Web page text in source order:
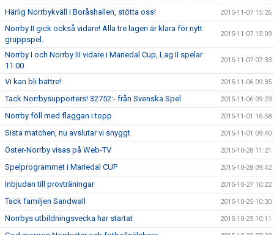
Härlig Norrbykväll i Boråshallen, stötta oss! 2015-11-07 15:26
Norrby II gick också vidare! Alla tre lagen är klara för nytt
gruppspel.
2015-11-07 15:09
Norrby I och Norrby III vidare i Mariedal Cup, Lag II spelar
11.00
2015-11-07 07:33
Vi kan bli bättre! 2015-11-06 09:35
Tack Norrbysupporters! 32752:- från Svenska Spel 2015-11-06 09:23
Norrby föll med flaggan i topp 2015-11-01 16:58
Sista matchen, nu avslutar vi snyggt 2015-11-01 09:40
Öster-Norrby visas på Web-TV 2015-10-28 11:21
Spelprogrammet i Mariedal CUP 2015-10-28 09:42
Inbjudan till provträningar 2015-10-27 10:22
Tack familjen Sandwall 2015-10-25 10:30
Norrbys utbildningsvecka har startat 2015-10-25 10:11